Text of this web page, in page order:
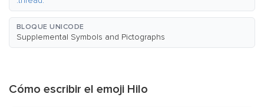
BLOQUE UNICODE
Supplemental Symbols and Pictographs
Cómo escribir el emoji Hilo